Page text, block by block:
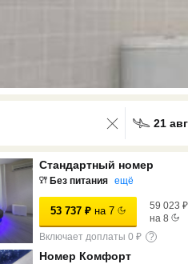
21
Стандартный номер
Без питания ещё
53 737 ₽ на 7 59 023 ₽
на 8
Включает доплаты 0 ₽
?
Номер Комфорт